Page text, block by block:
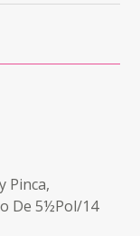
Pinca,
De 5½Pol/14